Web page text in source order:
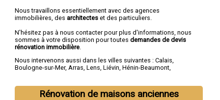
Nous travaillons essentiellement avec des agences
immobilières, des architectes et des particuliers.
N'hésitez pas à nous contacter pour plus d'informations, nous
sommes à votre disposition pour toutes demandes de devis
rénovation immobilière
Nous intervenons aussi dans les villes suivantes : Calais,
Boulogne-sur-Mer, Arras, Lens, Liévin, Hénin-Beaumont,
Rénovation de maisons anciennes